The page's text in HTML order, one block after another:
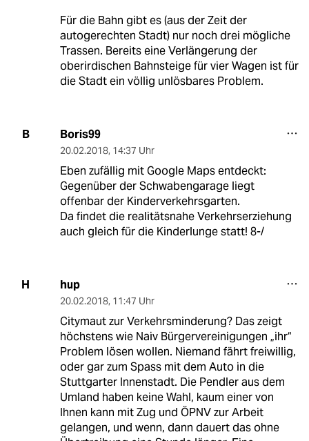
Für die Bahn gibt es (aus der Zeit der
autogerechten Stadt) nur noch drei mögliche
Trassen. Bereits eine Verlängerung der
oberirdischen Bahnsteige für vier Wagen ist für
die Stadt ein völlig unlösbares Problem.
B Boris99
20.02.2018, 14:37 Uhr
Eben zufällig mit Google Maps entdeckt:
Gegenüber der Schwabengarage liegt
offenbar der Kinderverkehrsgarten.
Da findet die realitätsnahe Verkehrserziehung
auch gleich für die Kinderlunge statt! 8-/
H hup
20.02.2018, 11:47 Uhr
Citymaut zur Verkehrsminderung? Das zeigt
höchstens wie Naiv Bürgervereinigungen „ihr“
Problem lösen wollen. Niemand fährt freiwillig,
oder gar zum Spass mit dem Auto in die
Stuttgarter Innenstadt. Die Pendler aus dem
Umland haben keine Wahl, kaum einer von
Ihnen kann mit Zug und ÖPNV zur Arbeit
gelangen, und wenn, dann dauert das ohne